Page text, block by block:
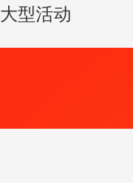
大型活动